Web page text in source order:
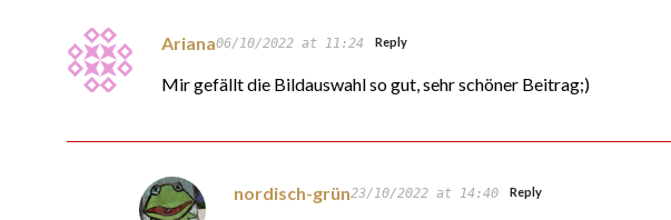
Ariana06/10/2022 at 11:24 Reply
Mir gefällt die Bildauswahl so gut, sehr schöner Beitrag;)
nordisch-grün23/10/2022 at 14:40 Reply